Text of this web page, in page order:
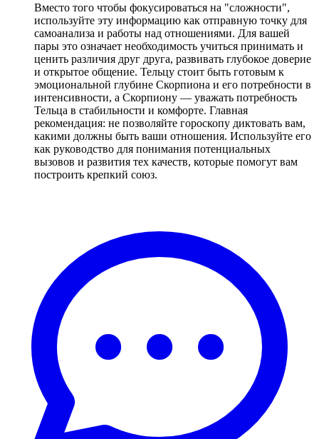
Вместо того чтобы фокусироваться на "сложности",
используйте эту информацию как отправную точку для
самоанализа и работы над отношениями. Для вашей
пары это означает необходимость учиться принимать и
ценить различия друг друга, развивать глубокое доверие
и открытое общение. Тельцу стоит быть готовым к
эмоциональной глубине Скорпиона и его потребности в
интенсивности, а Скорпиону — уважать потребность
Тельца в стабильности и комфорте. Главная
рекомендация: не позволяйте гороскопу диктовать вам,
какими должны быть ваши отношения. Используйте его
как руководство для понимания потенциальных
вызовов и развития тех качеств, которые помогут вам
построить крепкий союз.